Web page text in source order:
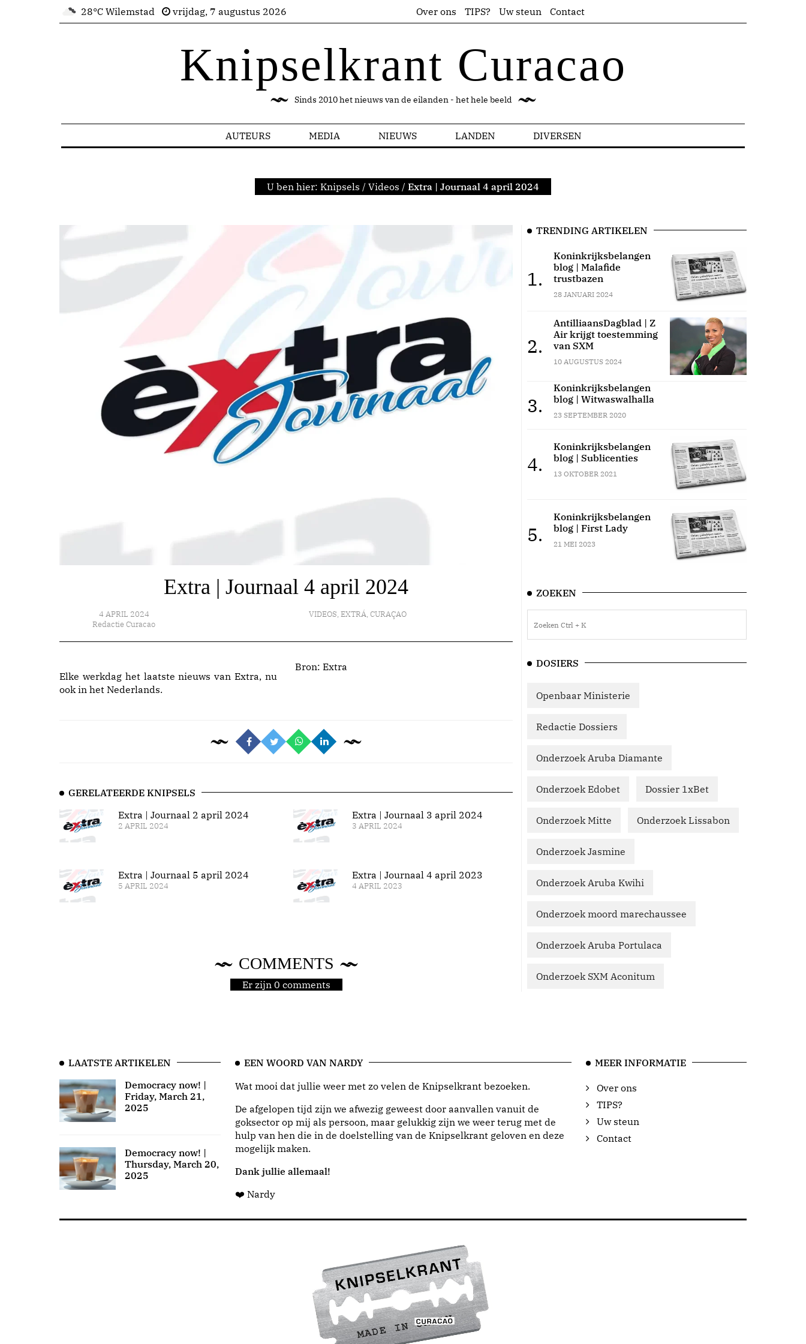
28°C Wilemstad vrijdag, 7 augustus 2026 Over ons TIPS? Uw steun Contact
Knipselkrant Curacao
Sinds 2010 het nieuws van de eilanden - het hele beeld
AUTEURS MEDIA NIEUWS LANDEN DIVERSEN
U ben hier: Knipsels / Videos / Extra | Journaal 4 april 2024
Extra | Journaal 4 april 2024
4 APRIL 2024
Redactie Curacao
VIDEOS,EXTRÁ,CURAÇAO
Elke werkdag het laatste nieuws van Extra, nu
ook in het Nederlands.
Bron: Extra
GERELATEERDE KNIPSELS
Extra | Journaal 2 april 2024
2 APRIL 2024
Extra | Journaal 5 april 2024
5 APRIL 2024
Extra | Journaal 3 april 2024
3 APRIL 2024
Extra | Journaal 4 april 2023
4 APRIL 2023
COMMENTS
Er zijn 0 comments
TRENDING ARTIKELEN
1.
Koninkrijksbelangen
blog | Malafide
trustbazen
28 JANUARI 2024
2.
AntilliaansDagblad | Z
Air krijgt toestemming
van SXM
10 AUGUSTUS 2024
3.
Koninkrijksbelangen
blog | Witwaswalhalla
23 SEPTEMBER 2020
4.
Koninkrijksbelangen
blog | Sublicenties
13 OKTOBER 2021
5.
Koninkrijksbelangen
blog | First Lady
21 MEI 2023
ZOEKEN
DOSIERS
Openbaar Ministerie
Redactie Dossiers
Onderzoek Aruba Diamante
Onderzoek Edobet Dossier 1xBet
Onderzoek Mitte Onderzoek Lissabon
Onderzoek Jasmine
Onderzoek Aruba Kwihi
Onderzoek moord marechaussee
Onderzoek Aruba Portulaca
Onderzoek SXM Aconitum
LAATSTE ARTIKELEN
Democracy now! |
Friday, March 21,
2025
Democracy now! |
Thursday, March 20,
2025
EEN WOORD VAN NARDY
Wat mooi dat jullie weer met zo velen de Knipselkrant bezoeken.
De afgelopen tijd zijn we afwezig geweest door aanvallen vanuit de
goksector op mij als persoon, maar gelukkig zijn we weer terug met de
hulp van hen die in de doelstelling van de Knipselkrant geloven en deze
mogelijk maken.
Dank jullie allemaal!
❤️ Nardy
MEER INFORMATIE
Over ons
TIPS?
Uw steun
Contact